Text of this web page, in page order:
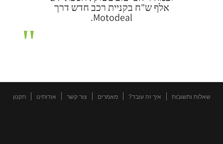
אלף ש"ח בקניית רכב חדש דרך
Motodeal.
שאלות ותשובות איך זה עובד? מאמרים צור קשר אודותינו תקנון